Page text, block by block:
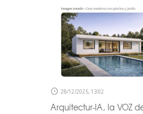
28/12/2025, 13:02
Arquitectur-IA, la VOZ